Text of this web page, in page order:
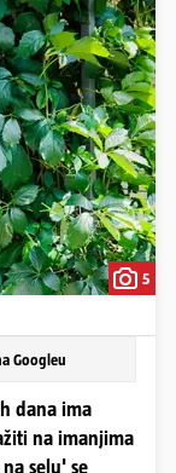
5
Googleu
dana ima
na imanjima
selu' se